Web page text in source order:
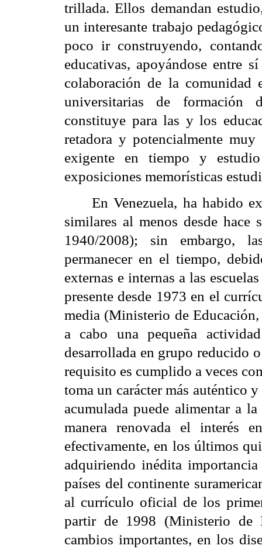
trillada. Ellos demandan
un interesante trabajo
poco ir construyendo,
educativas, apoyándose entre
colaboración de la comunidad
universitarias de formación
constituye para las y los
retadora y potencialmente
exigente en tiempo y
exposiciones memorísticas
En Venezuela, ha habido
similares al menos desde hace
1940/2008); sin embargo,
permanecer en el tiempo,
externas e internas a las
presente desde 1973 en el
media (Ministerio de
a cabo una pequeña
desarrollada en grupo reducido
requisito es cumplido a veces
toma un carácter más auténtico
acumulada puede alimentar a
manera renovada el interés
efectivamente, en los últimos
adquiriendo inédita
países del continente
al currículo oficial de los
partir de 1998 (Ministerio de
cambios importantes, en los